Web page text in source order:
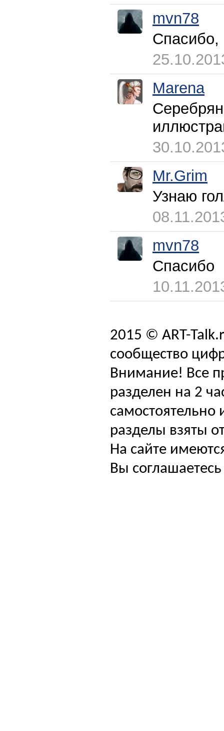
mvn78
Спасибо,
Marena
Mr.Grim
Узнаю
mvn78
Спасибо
2015 © ART-
сообщество
Внимание! Все
разделен на 2
самостоятельно
разделы взяты
На сайте
Вы